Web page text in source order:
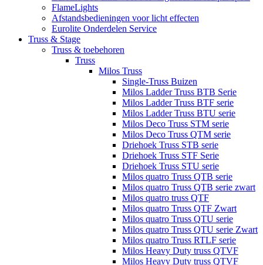
FlameLights
Afstandsbedieningen voor licht effecten
Eurolite Onderdelen Service
Truss & Stage
Truss & toebehoren
Truss
Milos Truss
Single-Truss Buizen
Milos Ladder Truss BTB Serie
Milos Ladder Truss BTF serie
Milos Ladder Truss BTU serie
Milos Deco Truss STM serie
Milos Deco Truss QTM serie
Driehoek Truss STB serie
Driehoek Truss STF Serie
Driehoek Truss STU serie
Milos quatro Truss QTB serie
Milos quatro Truss QTB serie zwart
Milos quatro truss QTF
Milos quatro Truss QTF Zwart
Milos quatro Truss QTU serie
Milos quatro Truss QTU serie Zwart
Milos quatro Truss RTLF serie
Milos Heavy Duty truss QTVF
Milos Heavy Duty truss QTVF